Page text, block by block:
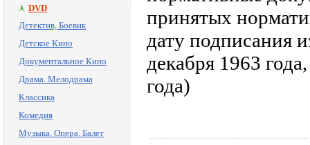
DVD
Детектив, Боевик
Детское Кино
Документальное Кино
Драма. Мелодрама
Классика
Комедия
Музыка. Опера. Балет
принятых
дату подписания
декабря 1963
года)